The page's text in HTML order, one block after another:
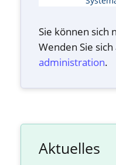
Sie können sich
Wenden Sie sich
administration.
Aktuelles